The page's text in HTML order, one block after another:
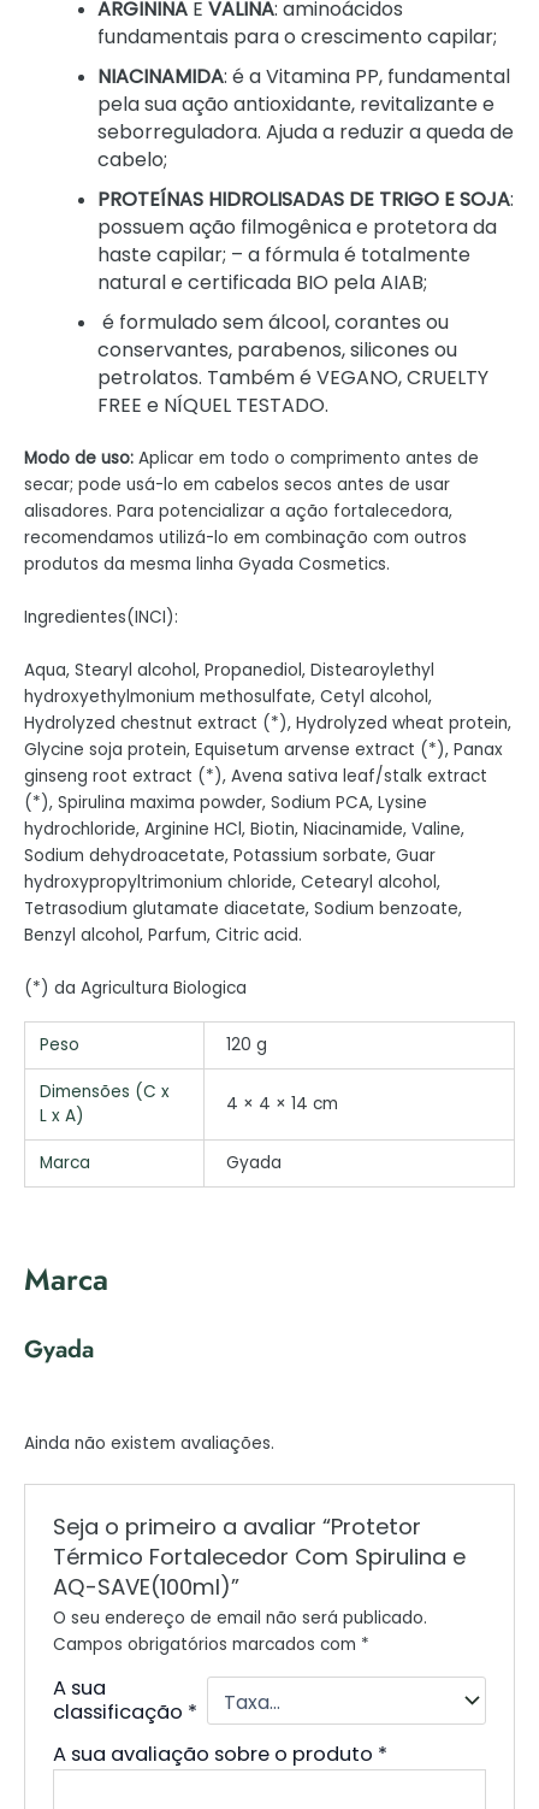
ARGININA EVALINA: aminoácidos
fundamentais para o crescimento capilar;
NIACINAMIDA: é a Vitamina PP, fundamental
pela sua ação antioxidante, revitalizante e
seborreguladora. Ajuda a reduzir a queda de
cabelo;
PROTEÍNAS HIDROLISADAS DE TRIGO E SOJA:
possuem ação filmogênica e protetora da
haste capilar; – a fórmula é totalmente
natural e certificada BIO pela AIAB;
é formulado sem álcool, corantes ou
conservantes, parabenos, silicones ou
petrolatos. Também é VEGANO, CRUELTY
FREE e NÍQUEL TESTADO.
Modo de uso: Aplicar em todo o comprimento antes de
secar; pode usá-lo em cabelos secos antes de usar
alisadores. Para potencializar a ação fortalecedora,
recomendamos utilizá-lo em combinação com outros
produtos da mesma linha Gyada Cosmetics.
Ingredientes(INCI):
Aqua, Stearyl alcohol, Propanediol, Distearoylethyl
hydroxyethylmonium methosulfate, Cetyl alcohol,
Hydrolyzed chestnut extract (*), Hydrolyzed wheat protein,
Glycine soja protein, Equisetum arvense extract (*), Panax
ginseng root extract (*), Avena sativa leaf/stalk extract
(*), Spirulina maxima powder, Sodium PCA, Lysine
hydrochloride, Arginine HCl, Biotin, Niacinamide, Valine,
Sodium dehydroacetate, Potassium sorbate, Guar
hydroxypropyltrimonium chloride, Cetearyl alcohol,
Tetrasodium glutamate diacetate, Sodium benzoate,
Benzyl alcohol, Parfum, Citric acid.
(*) da Agricultura Biologica
Peso 120 g
Dimensões (C x
L x A)
4 × 4 × 14 cm
Marca Gyada
Marca
Gyada
Ainda não existem avaliações.
Seja o primeiro a avaliar “Protetor
Térmico Fortalecedor Com Spirulina e
AQ-SAVE(100ml)”
O seu endereço de email não será publicado.
Campos obrigatórios marcados com *
A sua
classificação *
A sua avaliação sobre o produto *